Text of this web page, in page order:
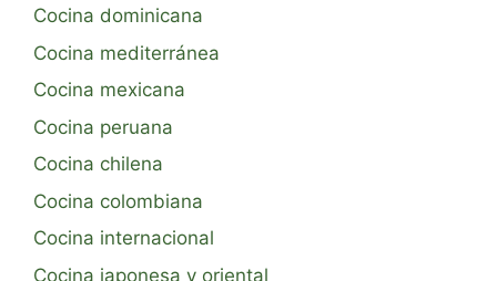
Cocina dominicana
Cocina mediterránea
Cocina mexicana
Cocina peruana
Cocina chilena
Cocina colombiana
Cocina internacional
Cocina japonesa y oriental